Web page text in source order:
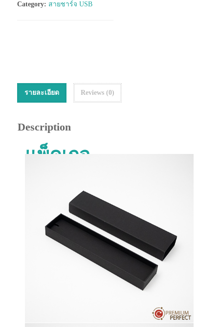
Category: สายชาร์จ USB
รายละเอียด Reviews (0)
Description
แพ็คเกจ